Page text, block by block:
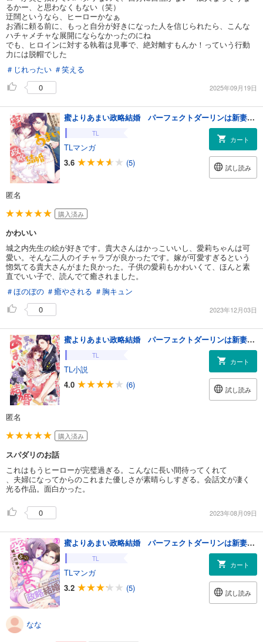
るかー、と思わなくもない（笑）
迂闊というなら、ヒーローかなぁ
お酒に頼る前に、もっと自分が好きになった人を信じられたら、こんな
ハチャメチャな展開にならなかったのにね
でも、ヒロインに対する執着は見事で、絶対離すもんか！っていう行動
力には脱帽でした
＃じれったい ＃笑える
0
2025年09月19日
蜜よりあまい政略結婚 パーフェクトダーリンは新妻をかわいがりすぎる【単行本版】【電子限定ペーパー付】
TL
TLマンガ
3.6
(5)
カート
試し読み
匿名
購入済み
かわいい
城之内先生の絵が好きです。貴大さんはかっこいいし、愛莉ちゃんは可
愛い。そんな二人のイチャラブが良かったです。嫁が可愛すぎるという
惚気てる貴大さんがまた良かった。子供の愛莉もかわいくて、ほんと素
直でいい子で、読んでて癒されました。
＃ほのぼの ＃癒やされる ＃胸キュン
0
2023年12月03日
蜜よりあまい政略結婚 パーフェクトダーリンは新妻をかわいがりすぎる
TL
TL小説
4.0
(6)
カート
試し読み
匿名
購入済み
スパダリのお話
これはもうヒーローが完璧過ぎる。こんなに長い間待ってくれて
、夫婦になってからのこれまた優しさが素晴らしすぎる。会話文が凄く
光る作品。面白かった。
0 2023年08月09日
蜜よりあまい政略結婚 パーフェクトダーリンは新妻をかわいがりすぎる２
TL
TLマンガ
3.2
(5)
カート
試し読み
なな